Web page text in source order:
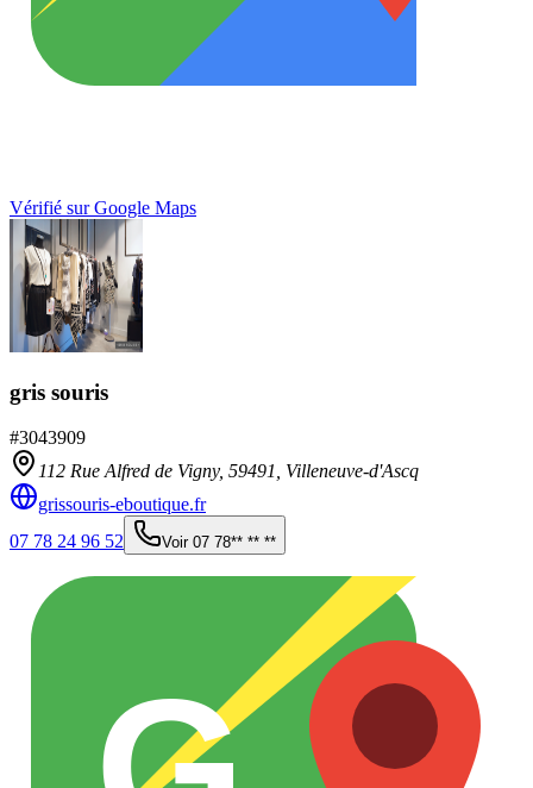
Vérifié sur Google Maps
gris souris
#3043909
112 Rue Alfred de Vigny, 59491, Villeneuve-d'Ascq
grissouris-eboutique.fr
07 78 24 96 52
Voir 07 78** ** **